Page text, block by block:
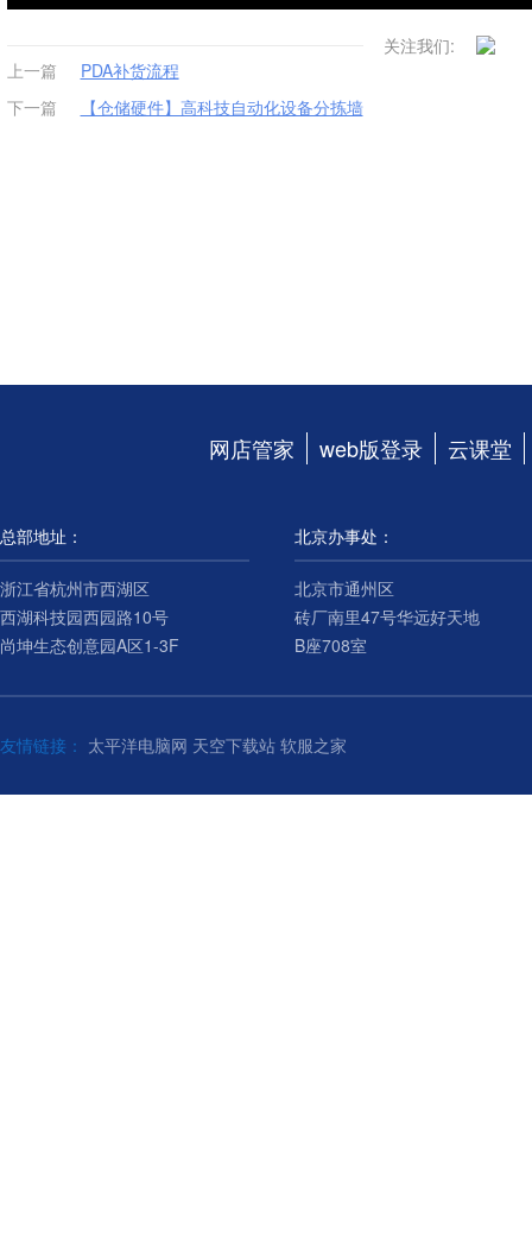
关注我们:
上一篇
PDA补货流程
下一篇
【仓储硬件】高科技自动化设备分拣墙
网店管家 web版登录 云课堂
总部地址：
浙江省杭州市西湖区
西湖科技园西园路10号
尚坤生态创意园A区1-3F
北京办事处：
北京市通州区
砖厂南里47号华远好天地
B座708室
友情链接： 太平洋电脑网 天空下载站 软服之家